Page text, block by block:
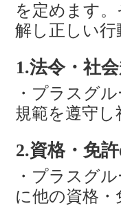
を定めます
解し正しい
1.法令・社
・プラスグ
規範を遵守
2.資格・免
・プラスグ
に他の資格